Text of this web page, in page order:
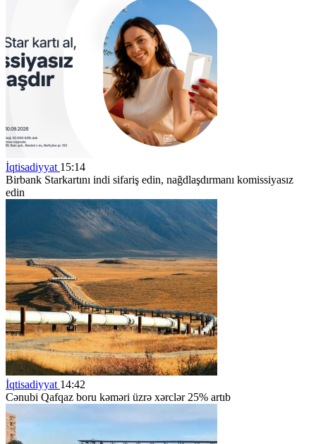
İqtisadiyyat 15:14
Birbank Starkartını indi sifariş edin, nağdlaşdırmanı komissiyasız
edin
İqtisadiyyat 14:42
Cənubi Qafqaz boru kəməri üzrə xərclər 25% artıb